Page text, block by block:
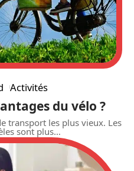
Activités
du vélo ?
transport les plus vieux. Les
sont plus…